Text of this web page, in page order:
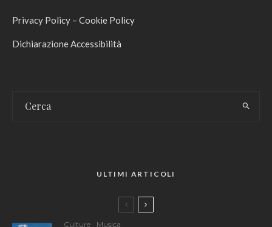
Privacy Policy – Cookie Policy
Dichiarazione Accessibilità
ULTIMI ARTICOLI
Culture Musica